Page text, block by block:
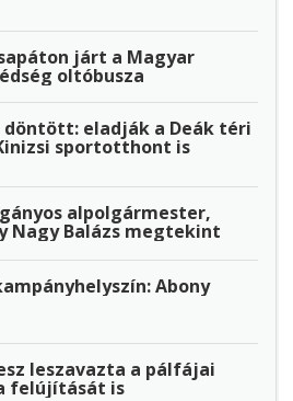
járt a Magyar
oltóbusza
döntött: eladják a Deák téri
sportotthont is
alpolgármester,
Nagy Balázs megtekint
Abony
leszavazta a pálfájai
felújítását is